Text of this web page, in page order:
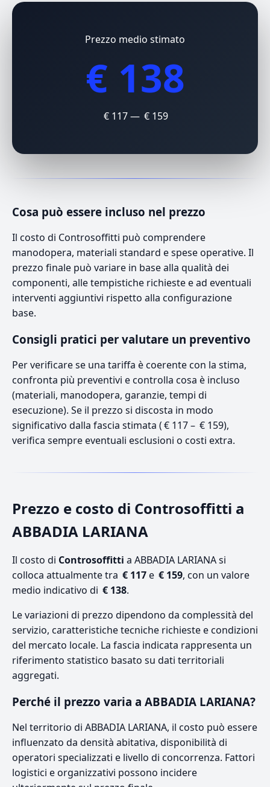
Prezzo medio stimato
€ 138
€ 117 — € 159
Cosa può essere incluso nel prezzo
Il costo di Controsoffitti può comprendere
manodopera, materiali standard e spese operative. Il
prezzo finale può variare in base alla qualità dei
componenti, alle tempistiche richieste e ad eventuali
interventi aggiuntivi rispetto alla configurazione
base.
Consigli pratici per valutare un preventivo
Per verificare se una tariffa è coerente con la stima,
confronta più preventivi e controlla cosa è incluso
(materiali, manodopera, garanzie, tempi di
esecuzione). Se il prezzo si discosta in modo
significativo dalla fascia stimata ( € 117 – € 159),
verifica sempre eventuali esclusioni o costi extra.
Prezzo e costo di Controsoffitti a
ABBADIA LARIANA
Il costo di Controsoffitti a ABBADIA LARIANA si
colloca attualmente tra € 117e € 159, con un valore
medio indicativo di € 138.
Le variazioni di prezzo dipendono da complessità del
servizio, caratteristiche tecniche richieste e condizioni
del mercato locale. La fascia indicata rappresenta un
riferimento statistico basato su dati territoriali
aggregati.
Perché il prezzo varia a ABBADIA LARIANA?
Nel territorio di ABBADIA LARIANA, il costo può essere
influenzato da densità abitativa, disponibilità di
operatori specializzati e livello di concorrenza. Fattori
logistici e organizzativi possono incidere